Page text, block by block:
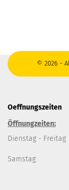
© 2026 -
Oeffnungszeiten
Öffnungzeiten:
Dienstag - Freitag
Samstag